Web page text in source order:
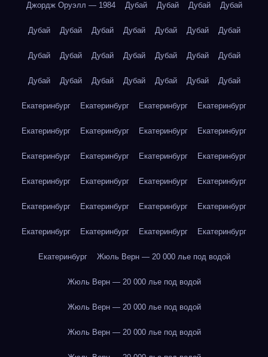
Джордж Оруэлл — 1984 Дубай Дубай Дубай Дубай
Дубай Дубай Дубай Дубай Дубай Дубай Дубай
Дубай Дубай Дубай Дубай Дубай Дубай Дубай
Дубай Дубай Дубай Дубай Дубай Дубай Дубай
Екатеринбург Екатеринбург Екатеринбург Екатеринбург
Екатеринбург Екатеринбург Екатеринбург Екатеринбург
Екатеринбург Екатеринбург Екатеринбург Екатеринбург
Екатеринбург Екатеринбург Екатеринбург Екатеринбург
Екатеринбург Екатеринбург Екатеринбург Екатеринбург
Екатеринбург Екатеринбург Екатеринбург Екатеринбург
Екатеринбург Жюль Верн — 20 000 лье под водой
Жюль Верн — 20 000 лье под водой
Жюль Верн — 20 000 лье под водой
Жюль Верн — 20 000 лье под водой